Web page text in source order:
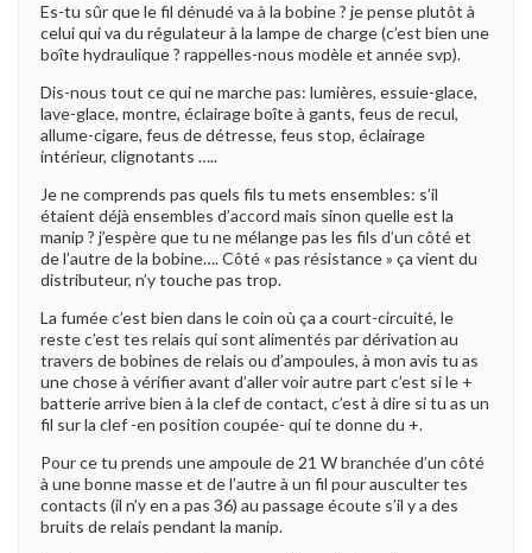
Es-tu sûr que le fil dénudé va à la bobine ? je pense plutôt à
celui qui va du régulateur à la lampe de charge (c’est bien une
boîte hydraulique ? rappelles-nous modèle et année svp).
Dis-nous tout ce qui ne marche pas: lumières, essuie-glace,
lave-glace, montre, éclairage boîte à gants, feus de recul,
allume-cigare, feus de détresse, feus stop, éclairage
intérieur, clignotants …..
Je ne comprends pas quels fils tu mets ensembles: s’il
étaient déjà ensembles d’accord mais sinon quelle est la
manip ? j’espère que tu ne mélange pas les fils d’un côté et
de l’autre de la bobine…. Côté « pas résistance » ça vient du
distributeur, n’y touche pas trop.
La fumée c’est bien dans le coin où ça a court-circuité, le
reste c’est tes relais qui sont alimentés par dérivation au
travers de bobines de relais ou d’ampoules, à mon avis tu as
une chose à vérifier avant d’aller voir autre part c’est si le +
batterie arrive bien à la clef de contact, c’est à dire si tu as un
fil sur la clef -en position coupée- qui te donne du +.
Pour ce tu prends une ampoule de 21 W branchée d’un côté
à une bonne masse et de l’autre à un fil pour ausculter tes
contacts (il n’y en a pas 36) au passage écoute s’il y a des
bruits de relais pendant la manip.